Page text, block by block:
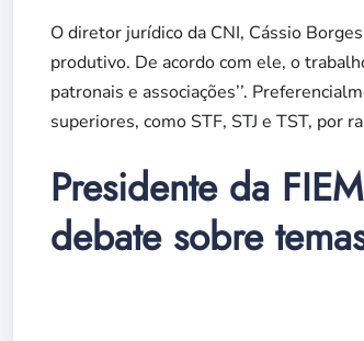
O diretor jurídico da CNI, Cássio
produtivo. De acordo com ele, o
patronais e associações’’.
superiores, como STF, STJ e TST, por
Presidente da
debate sobre